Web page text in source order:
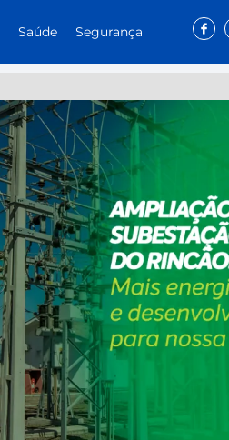
Saúde Segurança